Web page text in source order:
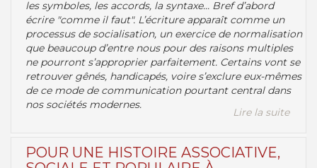
les symboles, les accords, la syntaxe... Bref d’abord
écrire "comme il faut". L’écriture apparaît comme un
processus de socialisation, un exercice de normalisation
que beaucoup d’entre nous pour des raisons multiples
ne pourront s’approprier parfaitement. Certains vont se
retrouver gênés, handicapés, voire s’exclure eux-mêmes
de ce mode de communication pourtant central dans
nos sociétés modernes.
Lire la suite
POUR UNE HISTOIRE ASSOCIATIVE,